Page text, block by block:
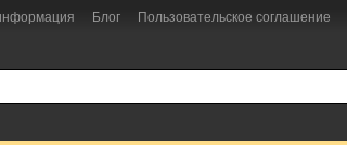
Блог Пользовательское соглашение